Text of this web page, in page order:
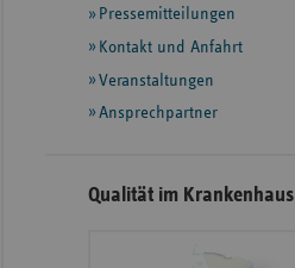
weiteren
Informationen
Pressemitteilungen
Kontakt und Anfahrt
Veranstaltungen
Ansprechpartner
Qualität im Krankenhaus